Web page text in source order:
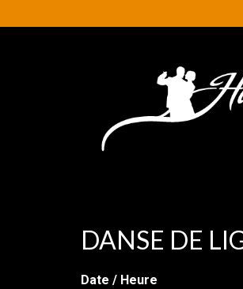
DANSE DE
Date / Heure